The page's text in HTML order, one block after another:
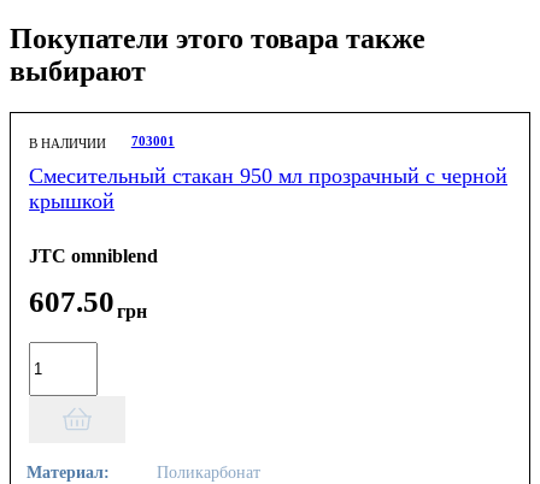
Покупатели этого товара также
выбирают
В НАЛИЧИИ 703001
Смесительный стакан 950 мл прозрачный с черной
крышкой
JTC omniblend
607.50грн
Материал:
Поликарбонат